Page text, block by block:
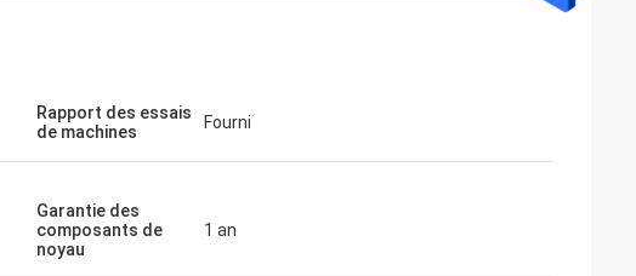
Rapport des essais
de machines
Fourni
Garantie des
composants de
noyau
1 an